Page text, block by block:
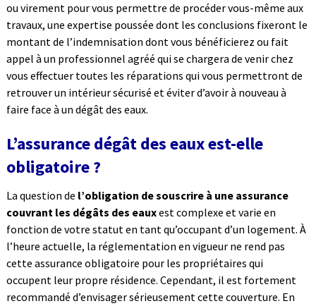
ou virement pour vous permettre de procéder vous-même aux
travaux, une expertise poussée dont les conclusions fixeront le
montant de l’indemnisation dont vous bénéficierez ou fait
appel à un professionnel agréé qui se chargera de venir chez
vous effectuer toutes les réparations qui vous permettront de
retrouver un intérieur sécurisé et éviter d’avoir à nouveau à
faire face à un dégât des eaux.
L’assurance dégât des eaux est-elle
obligatoire ?
La question de l’obligation de souscrire à une assurance
couvrant les dégâts des eauxest complexe et varie en
fonction de votre statut en tant qu’occupant d’un logement. À
l’heure actuelle, la réglementation en vigueur ne rend pas
cette assurance obligatoire pour les propriétaires qui
occupent leur propre résidence. Cependant, il est fortement
recommandé d’envisager sérieusement cette couverture. En